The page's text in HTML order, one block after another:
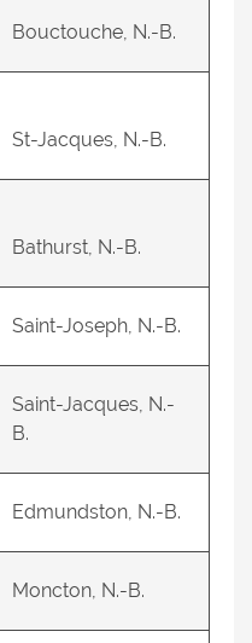
Bouctouche, N.-B.
St-Jacques, N.-B.
Bathurst, N.-B.
Saint-Joseph, N.-B.
Saint-Jacques, N.-
B.
Edmundston, N.-B.
Moncton, N.-B.